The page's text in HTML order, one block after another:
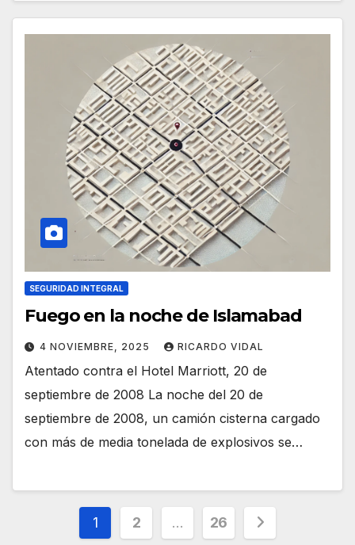
SEGURIDAD INTEGRAL
Fuego en la noche de Islamabad
4 NOVIEMBRE, 2025 RICARDO VIDAL
Atentado contra el Hotel Marriott, 20 de
septiembre de 2008 La noche del 20 de
septiembre de 2008, un camión cisterna cargado
con más de media tonelada de explosivos se…
Paginación
1 2 … 26